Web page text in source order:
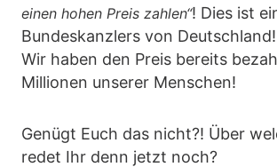
einen hohen Preis zahlen“! Dies ist
Bundeskanzlers von
Wir haben den Preis bereits
Millionen unserer Menschen!
Genügt Euch das nicht?! Über
redet Ihr denn jetzt noch?